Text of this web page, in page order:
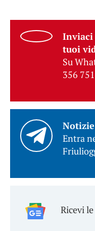
Inviaci
tuoi
Su
356
Entra
Ricevi